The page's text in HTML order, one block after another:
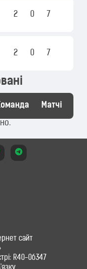
2 0 7
2 0 7
Матчі
сайт
R40-06347